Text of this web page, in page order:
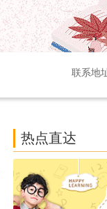
联系地
热点直达